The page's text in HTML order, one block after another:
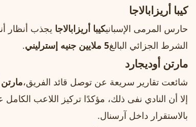
كيبا أريزابالاجا
حارس المرمى الإسبانيكيبا أريزابالاجا يجذب أنظار
الشرط الجزائي البالغ5 ملايين جنيه إسترليني .
مارتن أوديجارد
شائعت تقارير سريعة عن توصل قائد الفريق،
إلا أن النادي نفى ذلك، مؤكدًا تركيز اللاعب الكامل
بالاستقرار داخل آرسنال.